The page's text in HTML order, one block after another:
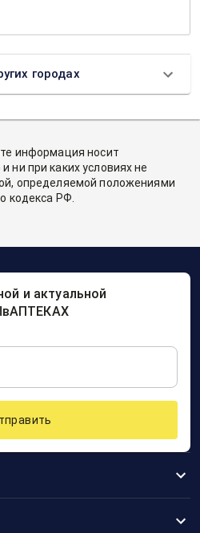
городах
информация носит
ни при каких условиях не
определяемой положениями
кодекса РФ.
и актуальной